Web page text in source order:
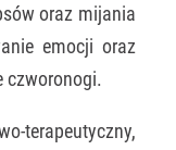
oraz mijania
emocji oraz
czworonogi.
terapeutyczny,